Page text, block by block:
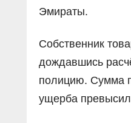
Эмираты.
Собственник
дождавшись
полицию. Сумма
ущерба